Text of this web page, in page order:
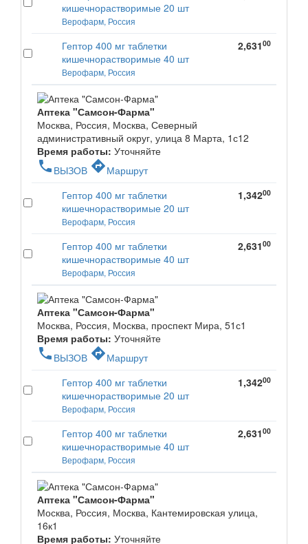
кишечнорастворимые 20 шт
Верофарм, Россия
Гептор 400 мг таблетки
кишечнорастворимые 40 шт
Верофарм, Россия
2,63100
Аптека "Самсон-Фарма"
Москва, Россия, Москва, Северный
административный округ, улица 8 Марта, 1с12
Время работы: Уточняйте
phone ВЫЗОВ directionsМаршрут
Гептор 400 мг таблетки
кишечнорастворимые 20 шт
Верофарм, Россия
1,34200
Гептор 400 мг таблетки
кишечнорастворимые 40 шт
Верофарм, Россия
2,63100
Аптека "Самсон-Фарма"
Москва, Россия, Москва, проспект Мира, 51с1
Время работы: Уточняйте
phone ВЫЗОВ directionsМаршрут
Гептор 400 мг таблетки
кишечнорастворимые 20 шт
Верофарм, Россия
1,34200
Гептор 400 мг таблетки
кишечнорастворимые 40 шт
Верофарм, Россия
2,63100
Аптека "Самсон-Фарма"
Москва, Россия, Москва, Кантемировская улица,
16к1
Время работы: Уточняйте